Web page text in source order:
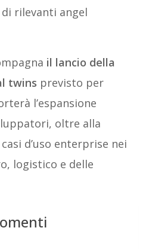
di rilevanti angel
il lancio della
twins previsto per
l’espansione
oltre alla
d’uso enterprise nei
logistico e delle